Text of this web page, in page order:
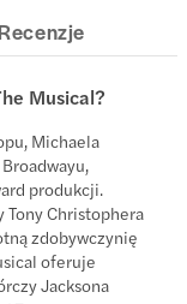
Recenzje
Musical?
Michaela
Broadwayu,
produkcji.
Tony Christophera
zdobywczynię
oferuje
Jacksona